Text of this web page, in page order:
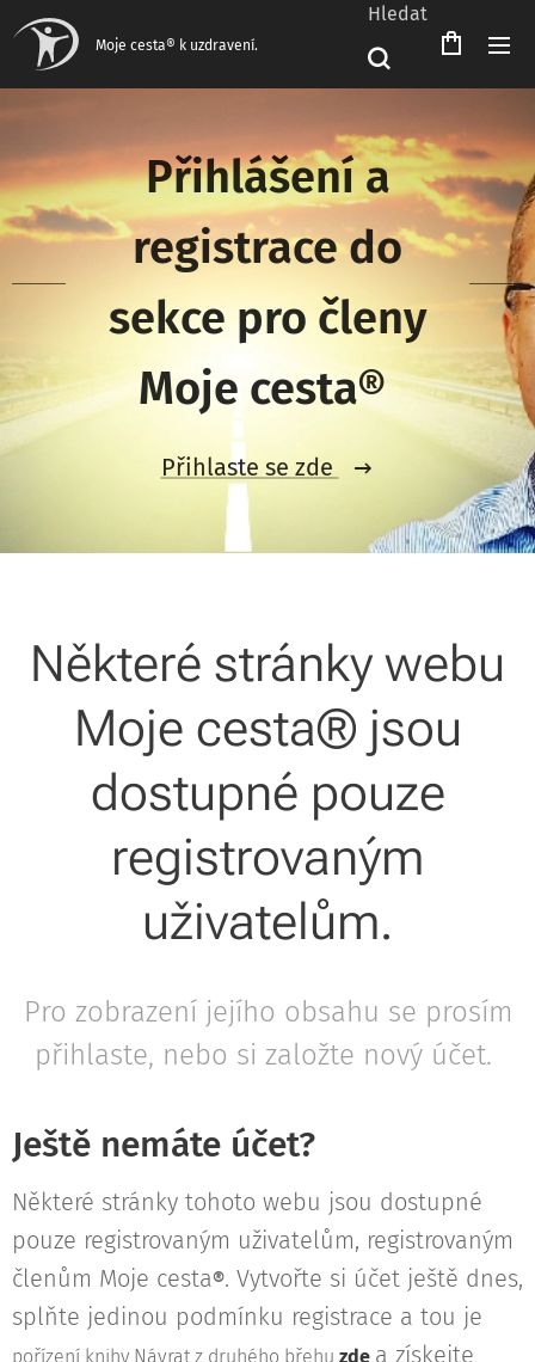
Moje cesta® k uzdravení.
Hledat
Přihlášení a
registrace do
sekce pro členy
Moje cesta®
Přihlaste se zde
Čeština‎
Některé stránky webu
Moje cesta® jsou
dostupné pouze
registrovaným
uživatelům.
Pro zobrazení jejího obsahu se prosím
přihlaste, nebo si založte nový účet.
Ještě nemáte účet?
Některé stránky tohoto webu jsou dostupné
pouze registrovaným uživatelům, registrovaným
členům Moje cesta®. Vytvořte si účet ještě dnes,
splňte jedinou podmínku registrace a tou je
pořízení knihy Návrat z druhého břehu zde a získejte